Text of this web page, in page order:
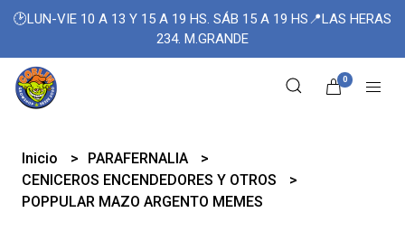
🕑LUN-VIE 10 A 13 Y 15 A 19 HS. SÁB 15 A 19 HS📍LAS HERAS
234. M.GRANDE
0
Inicio
PARAFERNALIA
CENICEROS ENCENDEDORES Y OTROS
POPPULAR MAZO ARGENTO MEMES